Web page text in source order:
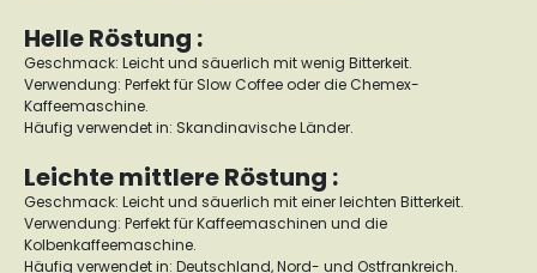
Helle Röstung :
Geschmack: Leicht und säuerlich mit wenig Bitterkeit.
Verwendung: Perfekt für Slow Coffee oder die Chemex-
Kaffeemaschine.
Häufig verwendet in: Skandinavische Länder.
Leichte mittlere Röstung :
Geschmack: Leicht und säuerlich mit einer leichten Bitterkeit.
Verwendung: Perfekt für Kaffeemaschinen und die
Kolbenkaffeemaschine.
Häufig verwendet in: Deutschland, Nord- und Ostfrankreich.